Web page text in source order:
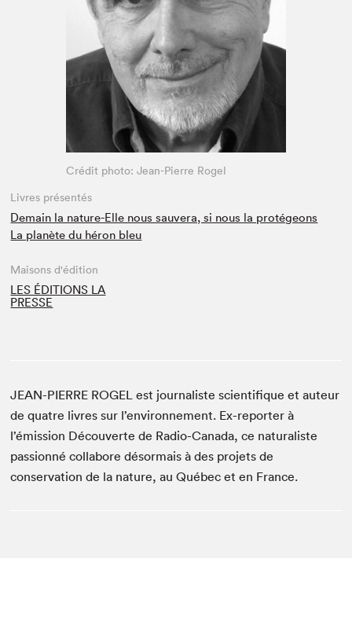
Espace médias
Crédit photo: Jean-Pierre Rogel
Livres présentés
Demain la nature-Elle nous sauvera, si nous la protégeons
La planète du héron bleu
Maisons d'édition
LES ÉDITIONS LA
PRESSE
JEAN-PIERRE ROGEL est journaliste scientifique et auteur
de quatre livres sur l’environnement. Ex-reporter à
l’émission Découverte de Radio-Canada, ce naturaliste
passionné collabore désormais à des projets de
conservation de la nature, au Québec et en France.